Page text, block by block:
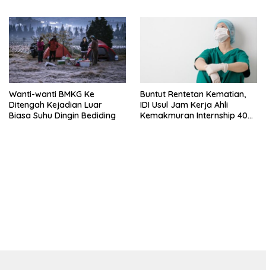
Wanti-wanti BMKG Ke
Ditengah Kejadian Luar
Biasa Suhu Dingin Bediding
Buntut Rentetan Kematian,
IDI Usul Jam Kerja Ahli
Kemakmuran Internship 40